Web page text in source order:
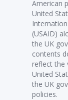
American
United
(USAID)
the UK
contents
reflect the
United
the UK
policies.